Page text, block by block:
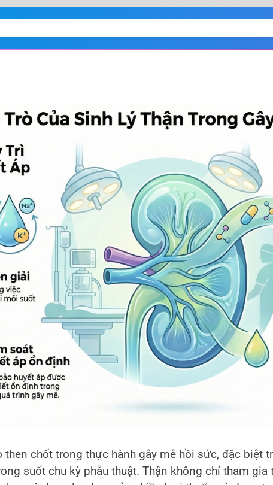
then chốt trong thực hành gây mê hồi sức, đặc
suốt chu kỳ phẫu thuật. Thận không chỉ tham